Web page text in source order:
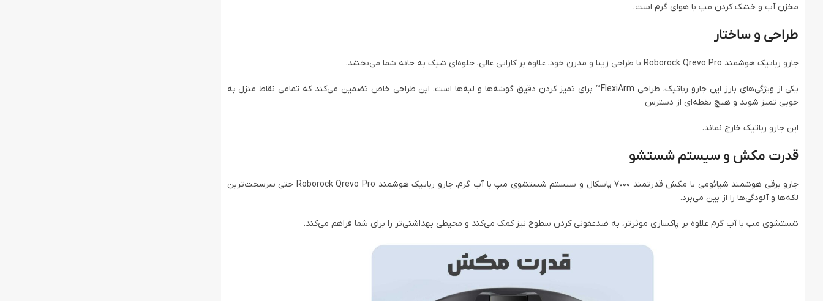
مخزن آب و خشک کردن مپ با هوای گرم است.
طراحی و ساختار
جارو رباتیک هوشمند Roborock Qrevo Pro با طراحی زیبا و مدرن خود، علاوه بر کارایی عالی، جلوه‌ای شیک به خانه شما می‌بخشد.
یکی از ویژگی‌های بارز این جارو رباتیک، طراحی FlexiArm™ برای تمیز کردن دقیق گوشه‌ها و لبه‌ها است. این طراحی خاص تضمین می‌کند که تمامی نقاط منزل به
خوبی تمیز شوند و هیچ نقطه‌ای از دسترس
این جارو رباتیک خارج نماند.
قدرت مکش و سیستم شستشو
جارو برقی هوشمند شیائومی با مکش قدرتمند 7000 پاسکال و سیستم شستشوی مپ با آب گرم، جارو رباتیک هوشمند Roborock Qrevo Pro حتی سرسخت‌ترین
لکه‌ها و آلودگی‌ها را از بین می‌برد.
شستشوی مپ با آب گرم علاوه بر پاکسازی موثرتر، به ضدعفونی کردن سطوح نیز کمک می‌کند و محیطی بهداشتی‌تر را برای شما فراهم می‌کند.